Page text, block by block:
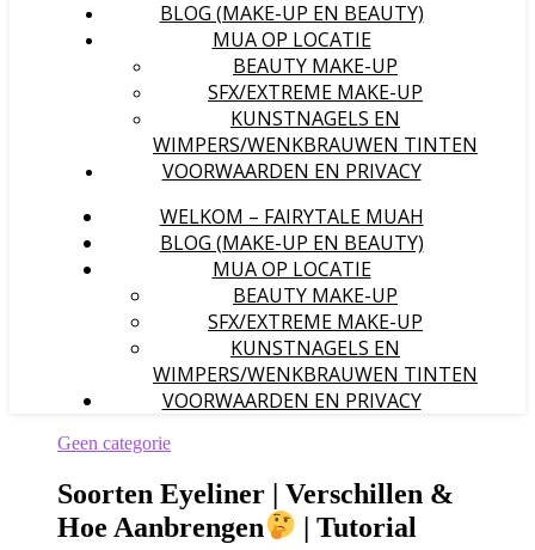
BLOG (MAKE-UP EN BEAUTY)
MUA OP LOCATIE
BEAUTY MAKE-UP
SFX/EXTREME MAKE-UP
KUNSTNAGELS EN
WIMPERS/WENKBRAUWEN TINTEN
VOORWAARDEN EN PRIVACY
WELKOM – FAIRYTALE MUAH
BLOG (MAKE-UP EN BEAUTY)
MUA OP LOCATIE
BEAUTY MAKE-UP
SFX/EXTREME MAKE-UP
KUNSTNAGELS EN
WIMPERS/WENKBRAUWEN TINTEN
VOORWAARDEN EN PRIVACY
Geen categorie
Soorten Eyeliner | Verschillen &
Hoe Aanbrengen
| Tutorial